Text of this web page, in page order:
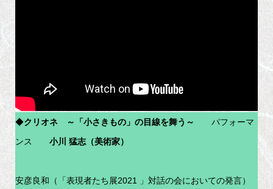
◆クリオネ ～「小さきもの」の目線を舞う～
パフォーマ
ンス 小川 猛志（美術家）
安彦良和（「表現者たち展2021 」対話の会においての発言）